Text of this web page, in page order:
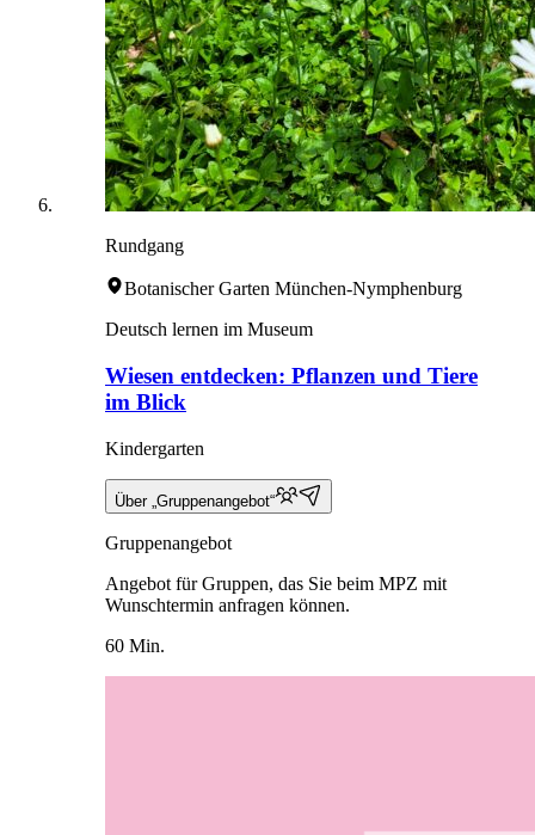
Rundgang
Botanischer Garten München-Nymphenburg
Deutsch lernen im Museum
Wiesen entdecken: Pflanzen und Tiere
im Blick
Kindergarten
Über „Gruppenangebot“
Gruppenangebot
Angebot für Gruppen, das Sie beim MPZ mit
Wunschtermin anfragen können.
60 Min.